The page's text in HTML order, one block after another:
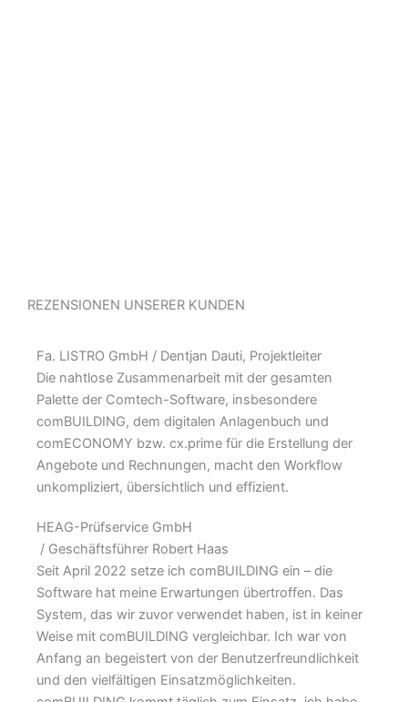
REZENSIONEN UNSERER KUNDEN
Fa. LISTRO GmbH / Dentjan Dauti, Projektleiter
Die nahtlose Zusammenarbeit mit der gesamten
Palette der Comtech-Software, insbesondere
comBUILDING, dem digitalen Anlagenbuch und
comECONOMY bzw. cx.prime für die Erstellung der
Angebote und Rechnungen, macht den Workflow
unkompliziert, übersichtlich und effizient.
HEAG-Prüfservice GmbH
/ Geschäftsführer Robert Haas
Seit April 2022 setze ich comBUILDING ein – die
Software hat meine Erwartungen übertroffen. Das
System, das wir zuvor verwendet haben, ist in keiner
Weise mit comBUILDING vergleichbar. Ich war von
Anfang an begeistert von der Benutzerfreundlichkeit
und den vielfältigen Einsatzmöglichkeiten.